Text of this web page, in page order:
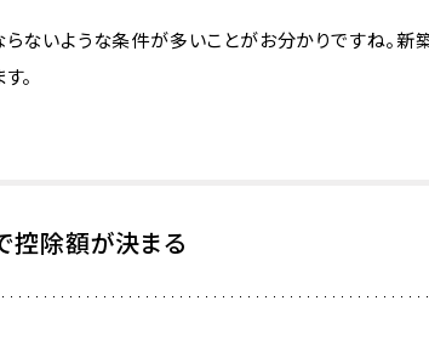
らないような条件が多いことがお分かりですね。
。
控除額が決まる